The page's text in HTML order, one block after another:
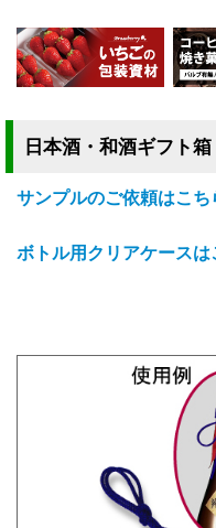
日本酒・和酒ギフト箱
サンプルのご依頼はこち
ボトル用クリアケースは